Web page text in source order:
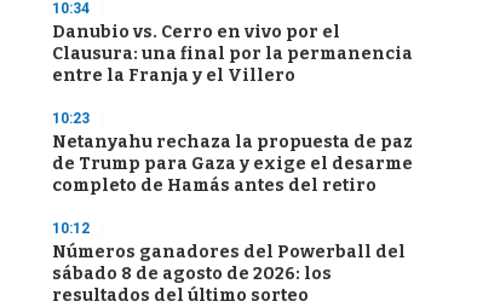
10:34
Danubio vs. Cerro en vivo por el
Clausura: una final por la permanencia
entre la Franja y el Villero
10:23
Netanyahu rechaza la propuesta de paz
de Trump para Gaza y exige el desarme
completo de Hamás antes del retiro
10:12
Números ganadores del Powerball del
sábado 8 de agosto de 2026: los
resultados del último sorteo